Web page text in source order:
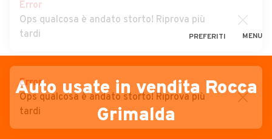
PREFERITI MENU
CERCA
Auto
Auto usate
Auto Km 0
VENDI
MAGAZINE
ACCEDI
Auto usate in vendita Rocca
Grimalda
Error
Ops qualcosa è andato storto! Riprova più
tardi
Error
Ops qualcosa è andato storto! Riprova più
tardi